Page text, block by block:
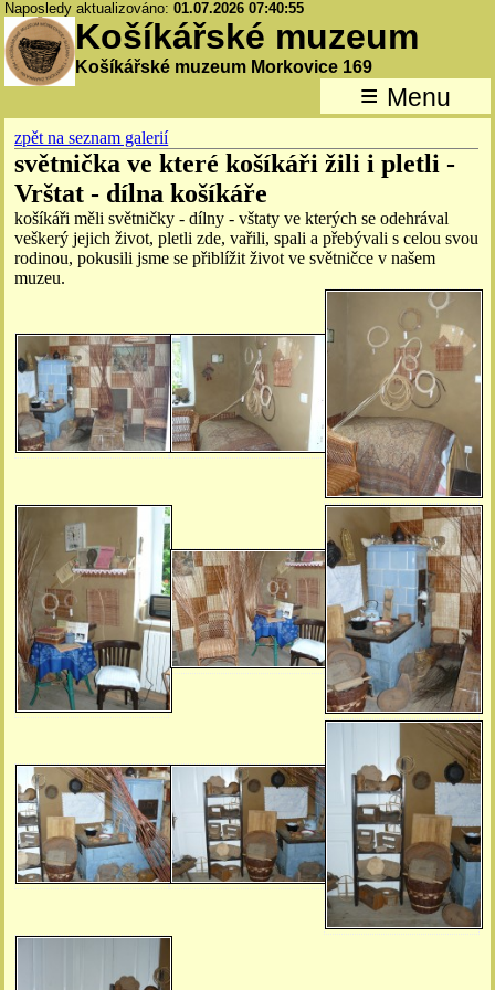
Naposledy aktualizováno:01.07.2026 07:40:55
Košíkářské muzeum
Košíkářské muzeum Morkovice 169
≡ Menu
zpět na seznam galerií
světnička ve které košíkáři žili i pletli -
Vrštat - dílna košíkáře
košíkáři měli světničky - dílny - vštaty ve kterých se odehrával
veškerý jejich život, pletli zde, vařili, spali a přebývali s celou svou
rodinou, pokusili jsme se přiblížit život ve světničce v našem
muzeu.